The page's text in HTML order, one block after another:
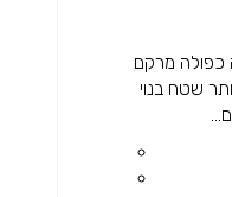
כפולה מרקם
שטח בנוי